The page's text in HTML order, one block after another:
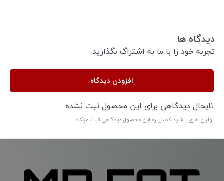
دیدگاه ها
تجربه خود را با ما به اشتراگ بگذارید
افزودن دیدگاه
تابحال دیدگاهی برای این محصول ثبت نشده
اولین نفری باشید که درباره این محصول دیدگاهی ثبت میکند